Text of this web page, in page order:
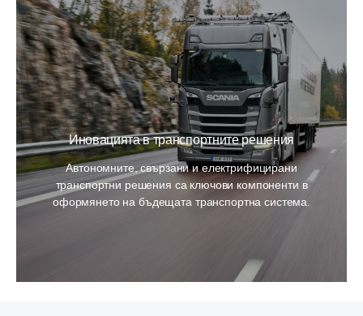
Иновацията в транспортните решения
Автономните, свързани и електрифицирани
транспортни решения са ключови компоненти в
оформянето на бъдещата транспортна система.